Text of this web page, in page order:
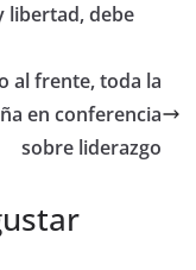
libertad, debe
al frente, toda la
en conferencia
sobre liderazgo